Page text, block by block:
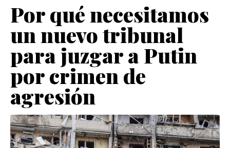
Por qué necesitamos
un nuevo tribunal
para juzgar a Putin
por crimen de
agresión